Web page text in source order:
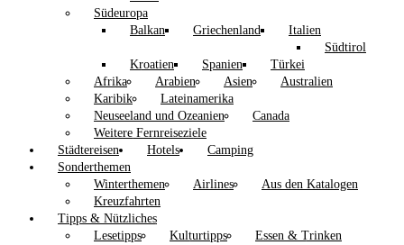
Südeuropa
Balkan
Griechenland
Italien
Südtirol
Kroatien
Spanien
Türkei
Afrika
Arabien Asien
Australien
Karibik
Lateinamerika
Neuseeland und Ozeanien
Canada
Weitere Fernreiseziele
Städtereisen
Hotels
Camping
Sonderthemen
Winterthemen
Airlines
Aus den Katalogen
Kreuzfahrten
Tipps & Nützliches
Lesetipps
Kulturtipps
Essen & Trinken